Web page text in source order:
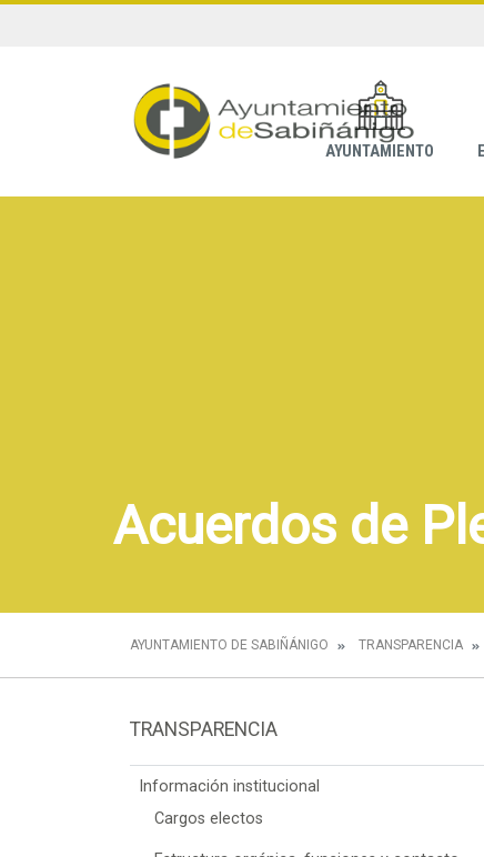
AYUNTAMIENTO
Acuerdos de
AYUNTAMIENTO DE SABIÑÁNIGO TRANSPARENCIA
TRANSPARENCIA
Información institucional
Cargos electos